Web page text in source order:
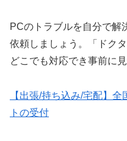
PCのトラブルを自分で解
依頼しましょう。「ドク
どこでも対応でき事前に
【出張/持ち込み/宅配】
トの受付